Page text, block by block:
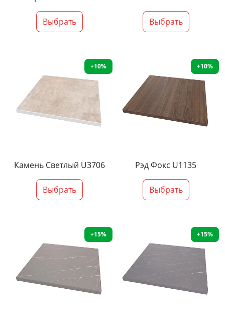
Выбрать Выбрать
+10%
Камень Светлый U3706
Выбрать
+10%
Рэд Фокс U1135
Выбрать
+15% +15%